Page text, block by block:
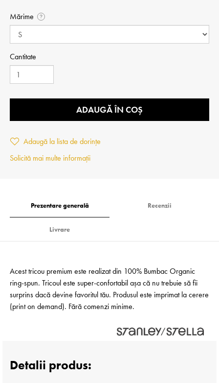
Mărime ?
Cantitate
ADAUGĂ ÎN COȘ
Adaugă la lista de dorințe
Solicită mai multe informații
Prezentare generală Recenzii
Livrare
Acest tricou premium este realizat din 100% Bumbac Organic
ring-spun. Tricoul este super-confortabil așa că nu trebuie să fii
surprins dacă devine favoritul tău. Produsul este imprimat la cerere
(print on demand). Fără comenzi minime.
Detalii produs: